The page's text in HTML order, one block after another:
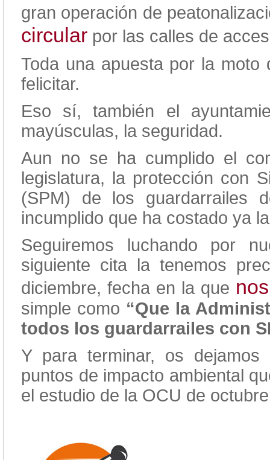
gran operación de
circular por las calles de
Toda una apuesta por la
felicitar.
Eso sí, también el
mayúsculas, la seguridad.
Aun no se ha cumplido el
legislatura, la protección con
(SPM) de los guardarrailes
incumplido que ha costado ya
Seguiremos luchando por
siguiente cita la tenemos
diciembre, fecha en la que
simple como “Que la
todos los guardarrailes con
Y para terminar, os
puntos de impacto ambiental
el estudio de la OCU de